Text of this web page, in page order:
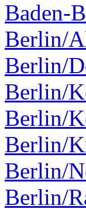
Baden-
Berlin/
Berlin/
Berlin/
Berlin/
Berlin/
Berlin/
Berlin/